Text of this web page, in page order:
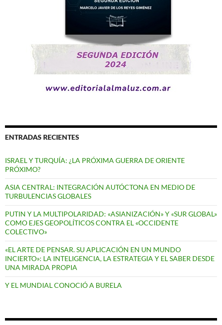
ENTRADAS RECIENTES
ISRAEL Y TURQUÍA: ¿LA PRÓXIMA GUERRA DE ORIENTE
PRÓXIMO?
ASIA CENTRAL: INTEGRACIÓN AUTÓCTONA EN MEDIO DE
TURBULENCIAS GLOBALES
PUTIN Y LA MULTIPOLARIDAD: «ASIANIZACIÓN» Y «SUR GLOBAL»
COMO EJES GEOPOLÍTICOS CONTRA EL «OCCIDENTE
COLECTIVO»
«EL ARTE DE PENSAR. SU APLICACIÓN EN UN MUNDO
INCIERTO»: LA INTELIGENCIA, LA ESTRATEGIA Y EL SABER DESDE
UNA MIRADA PROPIA
Y EL MUNDIAL CONOCIÓ A BURELA